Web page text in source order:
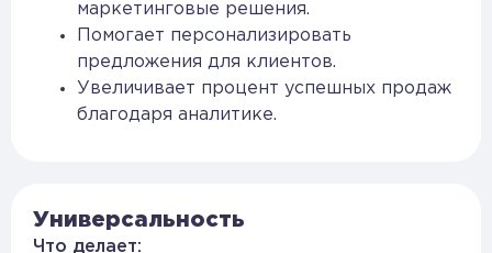
маркетинговые решения.
Помогает персонализировать
предложения для клиентов.
Увеличивает процент успешных продаж
благодаря аналитике.
Универсальность
Что делает: